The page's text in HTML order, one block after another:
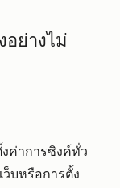
อย่างไม่
ค่าการซิงค์ทั่ว
บหรือการตั้ง